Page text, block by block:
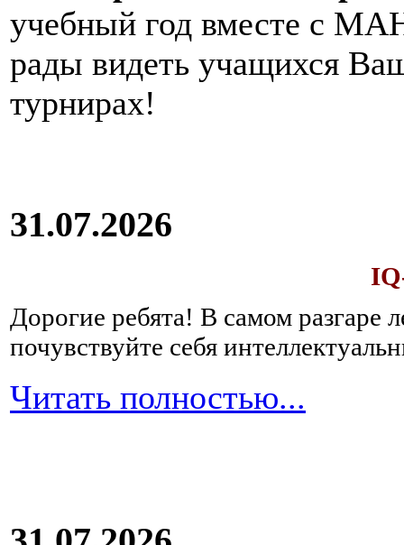
учебный год вместе с
рады видеть учащихся
турнирах!
31.07.2026
Дорогие ребята! В самом разгаре
почувствуйте себя
Читать полностью...